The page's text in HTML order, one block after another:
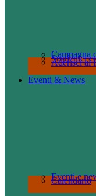
Aderisci al
Sostienici
Campagna
Eventi & News
Calendario
Eventi e